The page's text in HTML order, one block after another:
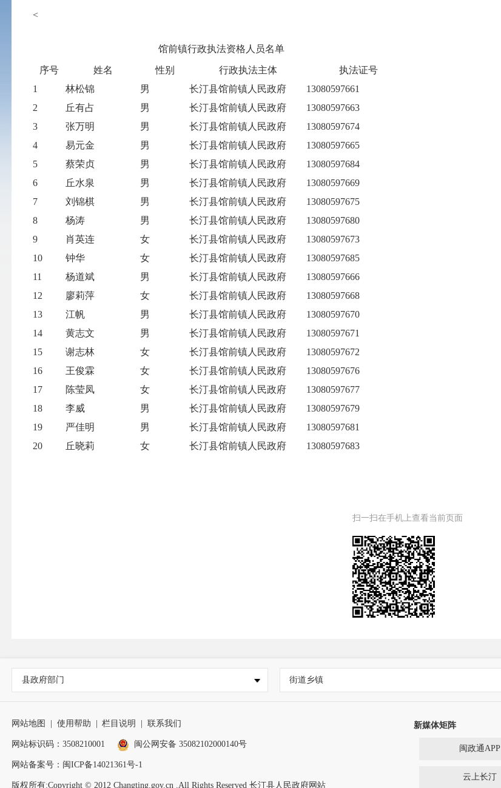
<
馆前镇行政执法资格人员名单
序号 姓名 性别 行政执法主体
执法证号
1
林松锦 男 长汀县馆前镇人民政府
13080597661
2
丘有占 男 长汀县馆前镇人民政府
13080597663
3
张万明 男 长汀县馆前镇人民政府
13080597674
4
易元金 男 长汀县馆前镇人民政府
13080597665
5
蔡荣贞 男 长汀县馆前镇人民政府
13080597684
6
丘水泉 男 长汀县馆前镇人民政府
13080597669
7
刘锦棋 男 长汀县馆前镇人民政府
13080597675
8
杨涛 男 长汀县馆前镇人民政府
13080597680
9
肖英连 女 长汀县馆前镇人民政府
13080597673
10
钟华 女 长汀县馆前镇人民政府
13080597685
11
杨道斌 男 长汀县馆前镇人民政府
13080597666
12
廖莉萍 女 长汀县馆前镇人民政府
13080597668
13
江帆 男 长汀县馆前镇人民政府
13080597670
14
黄志文 男 长汀县馆前镇人民政府
13080597671
15
谢志林 女 长汀县馆前镇人民政府
13080597672
16
王俊霖 女 长汀县馆前镇人民政府
13080597676
17
陈莹凤 女 长汀县馆前镇人民政府
13080597677
18
李威 男 长汀县馆前镇人民政府
13080597679
19
严佳明 男 长汀县馆前镇人民政府
13080597681
20
丘晓莉 女 长汀县馆前镇人民政府 13080597683
扫一扫在手机上查看当前页面
县政府部门 街道乡镇
网站地图 使用帮助 栏目说明 联系我们
网站标识码：3508210001 闽公网安备 35082102000140号
网站备案号： 闽ICP备14021361号-1
版权所有:Copyright © 2012 Changting.gov.cn .All Rights Reserved 长汀县人民政府网站
新媒体矩阵
闽政通APP
云上长汀